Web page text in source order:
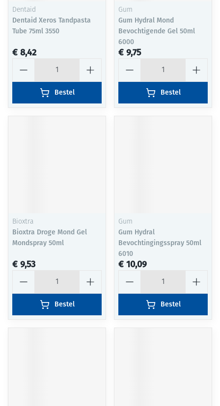
Dentaid
Dentaid Xeros Tandpasta
Tube 75ml 3550
€ 8,42
Bestel
Gum
Gum Hydral Mond
Bevochtigende Gel 50ml
6000
€ 9,75
Bestel
Bioxtra
Bioxtra Droge Mond Gel
Mondspray 50ml
€ 9,53
Bestel
Gum
Gum Hydral
Bevochtingingsspray 50ml
6010
€ 10,09
Bestel